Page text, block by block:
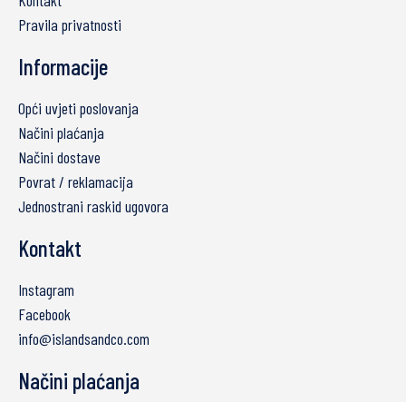
Pravila privatnosti
Informacije
Opći uvjeti poslovanja
Načini plaćanja
Načini dostave
Povrat / reklamacija
Jednostrani raskid ugovora
Kontakt
Instagram
Facebook
info@islandsandco.com
Načini plaćanja